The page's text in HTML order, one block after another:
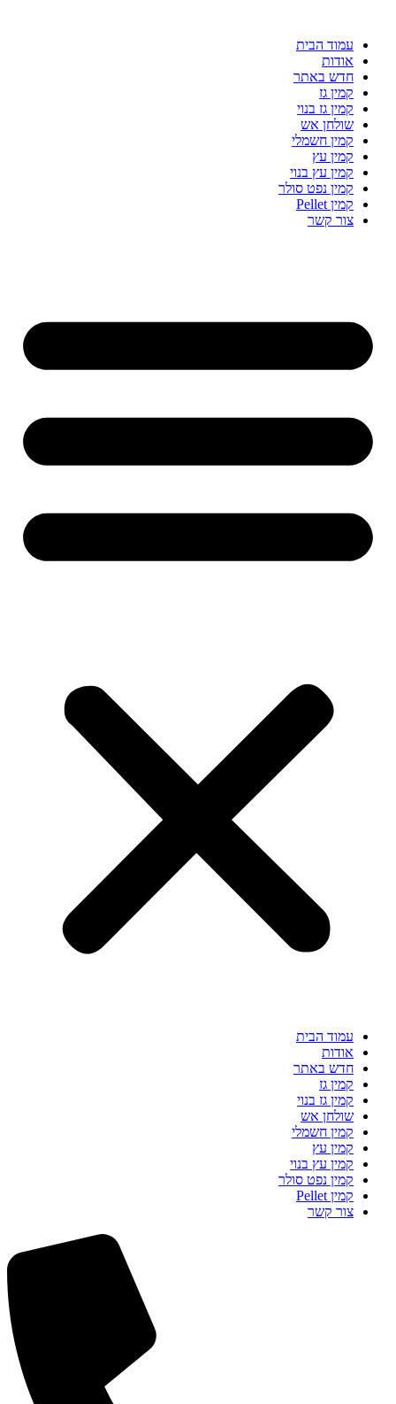
עמוד הבית
אודות
חדש באתר
קמין גז
קמין גז בנוי
שולחן אש
קמין חשמלי
קמין עץ
קמין עץ בנוי
קמין נפט סולר
קמין Pellet
צור קשר
עמוד הבית
אודות
חדש באתר
קמין גז
קמין גז בנוי
שולחן אש
קמין חשמלי
קמין עץ
קמין עץ בנוי
קמין נפט סולר
קמין Pellet
צור קשר